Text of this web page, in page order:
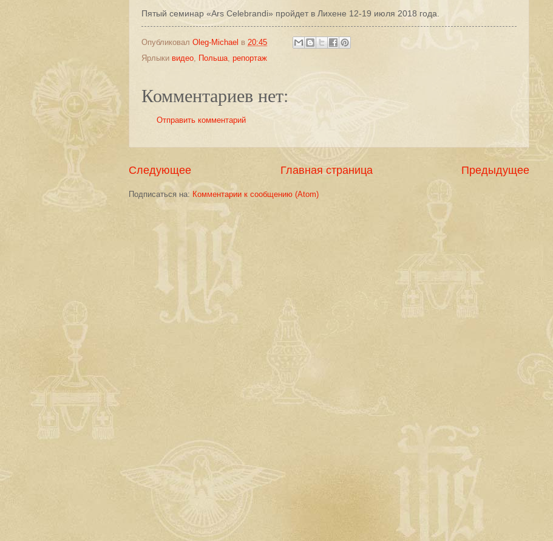
Пятый семинар «Ars Celebrandi» пройдет в Лихене 12-19 июля 2018 года.
Опубликовал Oleg-Michael в 20:45
Ярлыки видео, Польша, репортаж
Комментариев нет:
Отправить комментарий
Следующее Предыдущее
Главная страница
Подписаться на: Комментарии к сообщению (Atom)